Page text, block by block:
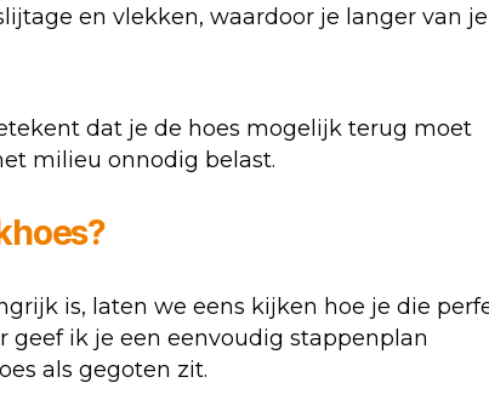
en vlekken, waardoor je langer van je
dat je de hoes mogelijk terug moet
milieu onnodig belast.
is, laten we eens kijken hoe je die
geef ik je een eenvoudig stappenplan
als gegoten zit.